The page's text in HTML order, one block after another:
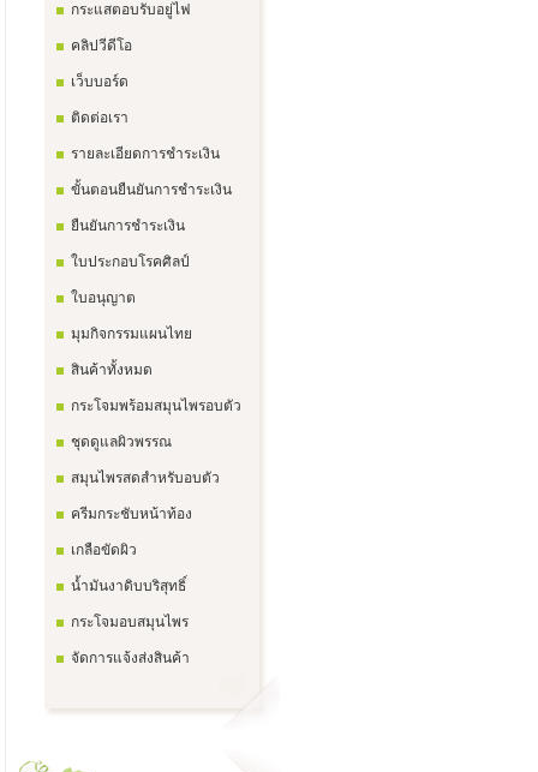
กระแสตอบรับอยู่ไฟ
คลิปวีดีโอ
เว็บบอร์ด
ติดต่อเรา
รายละเอียดการชำระเงิน
ขั้นตอนยืนยันการชำระเงิน
ยืนยันการชำระเงิน
ใบประกอบโรคศิลป์
ใบอนุญาต
มุมกิจกรรมแผนไทย
สินค้าทั้งหมด
กระโจมพร้อมสมุนไพรอบตัว
ชุดดูแลผิวพรรณ
สมุนไพรสดสำหรับอบตัว
ครีมกระชับหน้าท้อง
เกลือขัดผิว
น้ำมันงาดิบบริสุทธิ์
กระโจมอบสมุนไพร
จัดการแจ้งส่งสินค้า